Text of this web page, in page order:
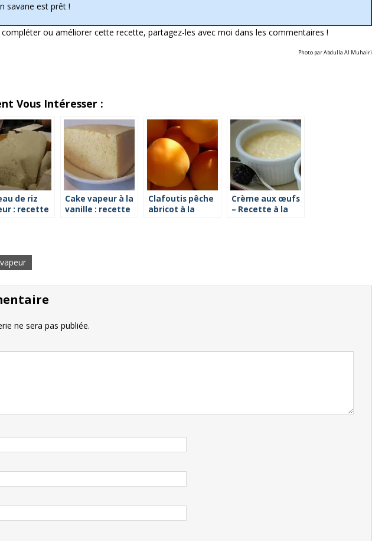
savane est prêt !
ou améliorer cette recette, partagez-les avec moi dans les commentaires !
Photo par Abdulla Al Muhairi
Vous Intéresser :
de riz
: recette
Cake vapeur à la
vanille : recette
Clafoutis pêche
abricot à la
Crème aux œufs
– Recette à la
ne sera pas publiée.